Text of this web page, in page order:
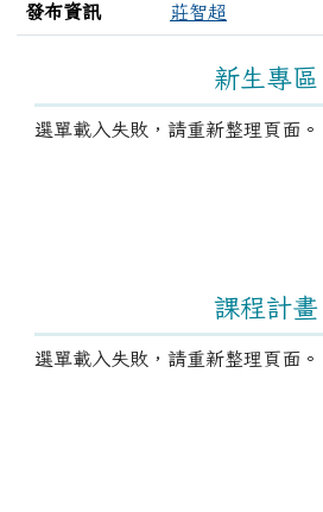
發布資訊 莊智超
新生專區
選單載入失敗，請重新整理頁面。
課程計畫
選單載入失敗，請重新整理頁面。